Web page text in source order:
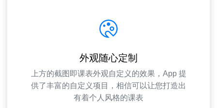
外观随心定制
上方的截图即课表外观自定义的效果，App 提
供了丰富的自定义项目，相信可以让您打造出
有着个人风格的课表